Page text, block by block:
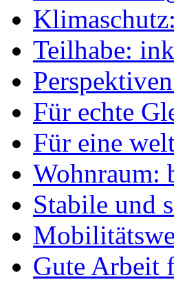
Teilhabe:
Für echte
Für eine
Wohnraum:
Stabile und
Gute Arbeit